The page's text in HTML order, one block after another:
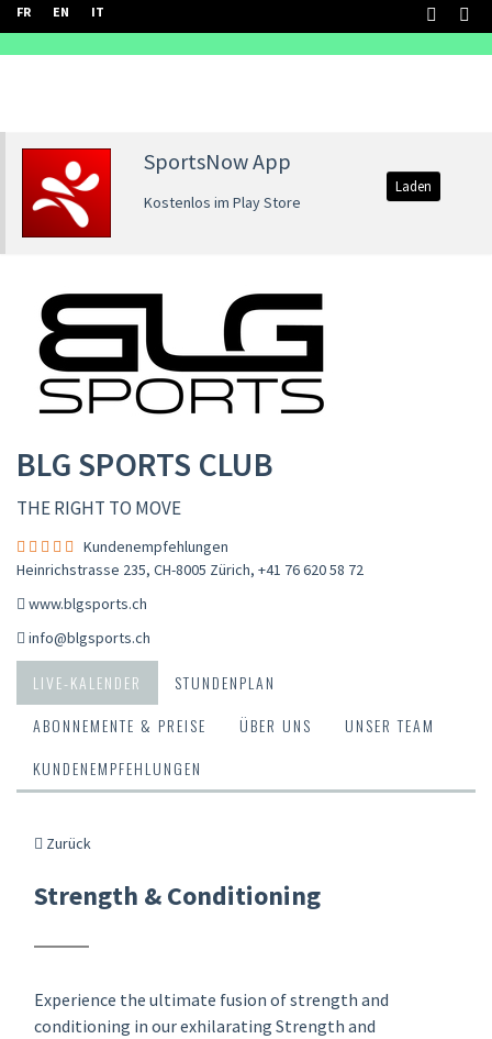
FR EN IT
SportsNow App
Kostenlos im Play Store
Laden
BLG SPORTS CLUB
THE RIGHT TO MOVE
Kundenempfehlungen
Heinrichstrasse 235, CH-8005 Zürich, +41 76 620 58 72
www.blgsports.ch
info@blgsports.ch
LIVE-KALENDER
STUNDENPLAN
ABONNEMENTE & PREISE
ÜBER UNS
UNSER TEAM
KUNDENEMPFEHLUNGEN
Zurück
Strength & Conditioning
Experience the ultimate fusion of strength and
conditioning in our exhilarating Strength and